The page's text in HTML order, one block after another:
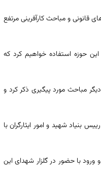
ظرفیت‌های قانونی و مباحث کارآفرینی مرتفع
این حوزه استفاده خواهیم کرد که
دیگر مباحث مورد پیگیری ذکر کرد و
بنیاد شهید و امور ایثارگران با
با حضور در گلزار شهدای این